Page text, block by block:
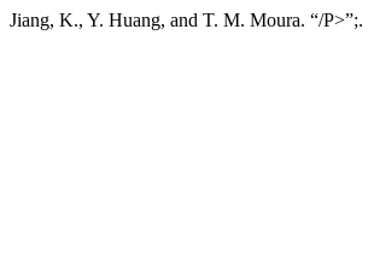
Jiang, K., Y. Huang, and T. M. Moura. “/P>”;.